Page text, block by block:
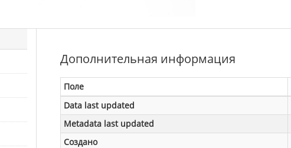
Дополнительная информация
Поле
Data last updated
Metadata last updated
Создано